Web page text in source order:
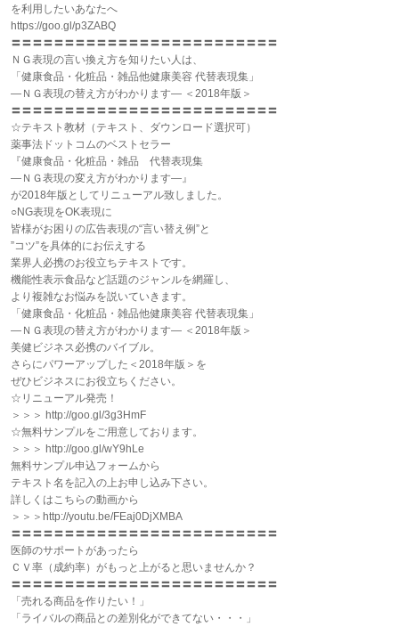
を利用したいあなたへ
https://goo.gl/p3ZABQ
〓〓〓〓〓〓〓〓〓〓〓〓〓〓〓〓〓〓〓〓〓〓〓〓〓
ＮＧ表現の言い換え方を知りたい人は、
「健康食品・化粧品・雑品他健康美容 代替表現集」
―ＮＧ表現の替え方がわかります― ＜2018年版＞
〓〓〓〓〓〓〓〓〓〓〓〓〓〓〓〓〓〓〓〓〓〓〓〓〓
☆テキスト教材（テキスト、ダウンロード選択可）
薬事法ドットコムのベストセラー
『健康食品・化粧品・雑品 代替表現集
―ＮＧ表現の変え方がわかります―』
が2018年版としてリニューアル致しました。
○NG表現をOK表現に
皆様がお困りの広告表現の“言い替え例”と
”コツ”を具体的にお伝えする
業界人必携のお役立ちテキストです。
機能性表示食品など話題のジャンルを網羅し、
より複雑なお悩みを説いていきます。
「健康食品・化粧品・雑品他健康美容 代替表現集」
―ＮＧ表現の替え方がわかります― ＜2018年版＞
美健ビジネス必携のバイブル。
さらにパワーアップした＜2018年版＞を
ぜひビジネスにお役立ちください。
☆リニューアル発売！
＞＞＞ http://goo.gl/3g3HmF
☆無料サンプルをご用意しております。
＞＞＞ http://goo.gl/wY9hLe
無料サンプル申込フォームから
テキスト名を記入の上お申し込み下さい。
詳しくはこちらの動画から
＞＞＞http://youtu.be/FEaj0DjXMBA
〓〓〓〓〓〓〓〓〓〓〓〓〓〓〓〓〓〓〓〓〓〓〓〓〓
医師のサポートがあったら
ＣＶ率（成約率）がもっと上がると思いませんか？
〓〓〓〓〓〓〓〓〓〓〓〓〓〓〓〓〓〓〓〓〓〓〓〓〓
「売れる商品を作りたい！」
「ライバルの商品との差別化ができてない・・・」